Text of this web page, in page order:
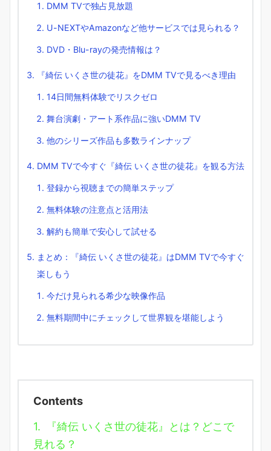
DMM TVで独占見放題
U-NEXTやAmazonなど他サービスでは見られる？
DVD・Blu-rayの発売情報は？
『綺伝 いくさ世の徒花』をDMM TVで見るべき理由
14日間無料体験でリスクゼロ
舞台演劇・アート系作品に強いDMM TV
他のシリーズ作品も多数ラインナップ
DMM TVで今すぐ『綺伝 いくさ世の徒花』を観る方法
登録から視聴までの簡単ステップ
無料体験の注意点と活用法
解約も簡単で安心して試せる
まとめ：『綺伝 いくさ世の徒花』はDMM TVで今すぐ
楽しもう
今だけ見られる希少な映像作品
無料期間中にチェックして世界観を堪能しよう
Contents
1.
『綺伝 いくさ世の徒花』とは？どこで
見れる？